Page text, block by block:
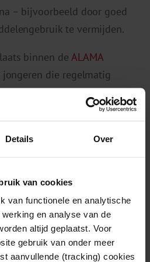
Details Over
van cookies
van functionele en analytische
en analyse van de
altijd geplaatst. Voor
gebruik van onder meer
aanvullende (tracking) cookies
– bijvoorbeeld door goed
te vermijden.
binnen de ALAMA
jongeren die regelmatig
Dankzij deze aanpak
de stemmingsveranderingen
the dynamics and
Analysis in the European
van het Europese
Het Nederlandse deel